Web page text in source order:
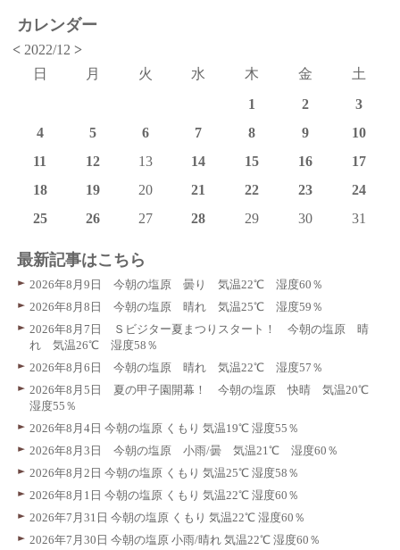
カレンダー
< 2022/12>
日
月 火 水 木 金
土
1
2
3
4
5 6 7 8 9
10
11
12 13 14 15 16
17
18
19 20 21 22 23
24
25
26 27 28 29 30 31
最新記事はこちら
2026年8月9日 今朝の塩原 曇り 気温22℃ 湿度60％
2026年8月8日 今朝の塩原 晴れ 気温25℃ 湿度59％
2026年8月7日 Ｓビジター夏まつりスタート！ 今朝の塩原 晴
れ 気温26℃ 湿度58％
2026年8月6日 今朝の塩原 晴れ 気温22℃ 湿度57％
2026年8月5日 夏の甲子園開幕！ 今朝の塩原 快晴 気温20℃
湿度55％
2026年8月4日 今朝の塩原 くもり 気温19℃ 湿度55％
2026年8月3日 今朝の塩原 小雨/曇 気温21℃ 湿度60％
2026年8月2日 今朝の塩原 くもり 気温25℃ 湿度58％
2026年8月1日 今朝の塩原 くもり 気温22℃ 湿度60％
2026年7月31日 今朝の塩原 くもり 気温22℃ 湿度60％
2026年7月30日 今朝の塩原 小雨/晴れ 気温22℃ 湿度60％